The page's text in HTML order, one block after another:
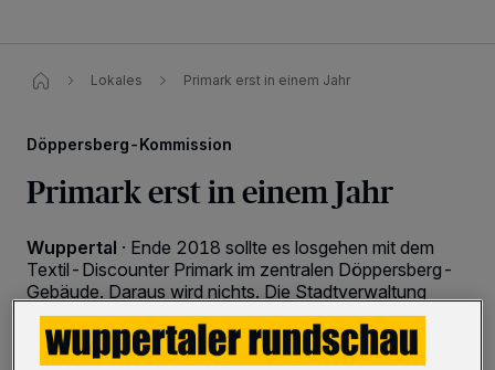
Lokales Primark erst in einem Jahr
Döppersberg-Kommission
Primark erst in einem Jahr
Wuppertal · Ende 2018 sollte es losgehen mit dem
Textil-Discounter Primark im zentralen Döppersberg-
Gebäude. Daraus wird nichts. Die Stadtverwaltung
erfuhr auf Umwegen, dass der Hauptmieter der
Bronze-Immobilie mit dem Innenausbau
hinterherhängt.